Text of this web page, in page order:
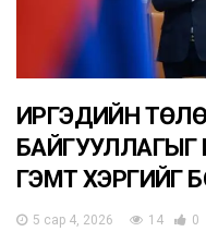
ИРГЭДИЙН
БАЙГУУЛЛАГЫГ
ГЭМТ ХЭРГИЙГ
5 сар 4, 2026 14 0